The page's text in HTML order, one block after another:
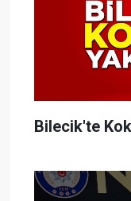
Bilecik'te